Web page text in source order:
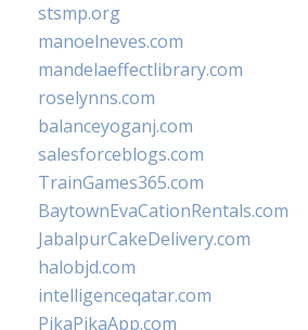
stsmp.org
manoelneves.com
mandelaeffectlibrary.com
roselynns.com
balanceyoganj.com
salesforceblogs.com
TrainGames365.com
BaytownEvaCationRentals.com
JabalpurCakeDelivery.com
halobjd.com
intelligenceqatar.com
PikaPikaApp.com